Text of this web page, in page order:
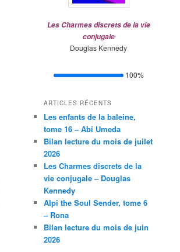
Les Charmes discrets de la vie
conjugale
Douglas Kennedy
100%
ARTICLES RÉCENTS
Les enfants de la baleine,
tome 16 – Abi Umeda
Bilan lecture du mois de juilet
2026
Les Charmes discrets de la
vie conjugale – Douglas
Kennedy
Alpi the Soul Sender, tome 6
– Rona
Bilan lecture du mois de juin
2026